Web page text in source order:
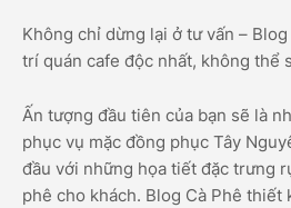
Không chỉ dừng lại ở tư vấn –
trí quán cafe độc nhất, không thể
Ấn tượng đầu tiên của bạn sẽ là
phục vụ mặc đồng phục Tây
đầu với những họa tiết đặc trưng
phê cho khách. Blog Cà Phê thiết